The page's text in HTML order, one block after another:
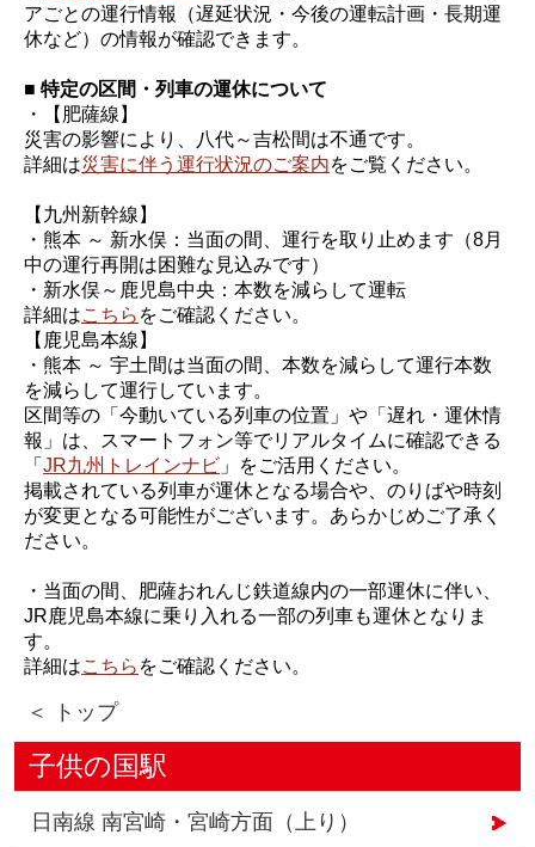
アごとの運行情報（遅延状況・今後の運転計画・長期運
休など）の情報が確認できます。
■ 特定の区間・列車の運休について
・【肥薩線】
災害の影響により、八代～吉松間は不通です。
詳細は災害に伴う運行状況のご案内をご覧ください。
【九州新幹線】
・熊本 ～ 新水俣：当面の間、運行を取り止めます（8月
中の運行再開は困難な見込みです）
・新水俣～鹿児島中央：本数を減らして運転
詳細はこちら をご確認ください。
【鹿児島本線】
・熊本 ～ 宇土間は当面の間、本数を減らして運行本数
を減らして運行しています。
区間等の「今動いている列車の位置」や「遅れ・運休情
報」は、スマートフォン等でリアルタイムに確認できる
「JR九州トレインナビ 」をご活用ください。
掲載されている列車が運休となる場合や、のりばや時刻
が変更となる可能性がございます。あらかじめご了承く
ださい。
・当面の間、肥薩おれんじ鉄道線内の一部運休に伴い、
JR鹿児島本線に乗り入れる一部の列車も運休となりま
す。
詳細はこちら をご確認ください。
＜ トップ
子供の国駅
日南線 南宮崎・宮崎方面（上り）